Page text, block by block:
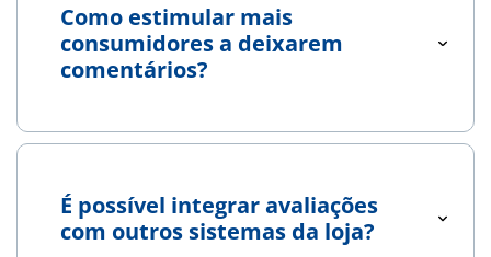
Como estimular mais
consumidores a deixarem
comentários?
É possível integrar avaliações
com outros sistemas da loja?